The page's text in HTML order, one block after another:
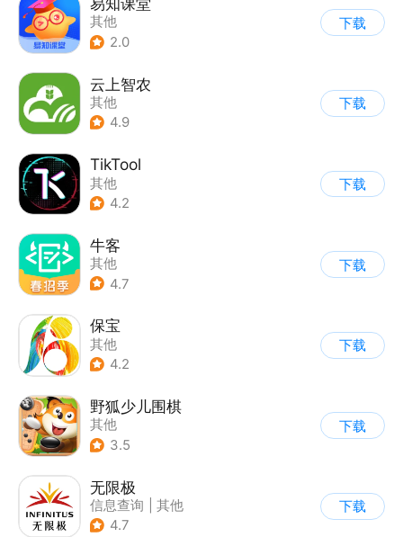
其他
2.0
下载
云上智农
其他
4.9
下载
TikTool
其他
4.2
下载
牛客
其他
4.7
下载
保宝
其他
4.2
下载
野狐少儿围棋
其他
3.5
下载
无限极
信息查询
其他
4.7
下载